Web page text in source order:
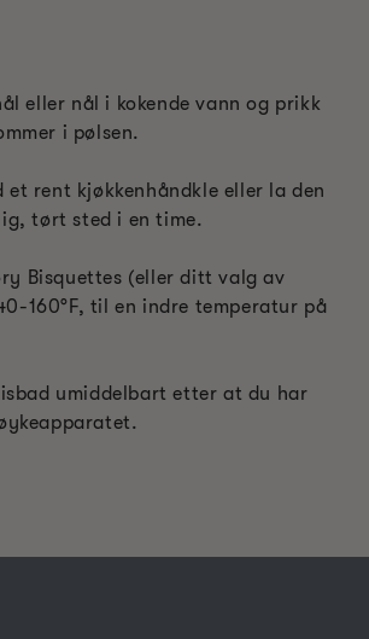
eller nål i kokende vann og prikk
i pølsen.
et rent kjøkkenhåndkle eller la den
tørt sted i en time.
Bisquettes (eller ditt valg av
160°F, til en indre temperatur på
isbad umiddelbart etter at du har